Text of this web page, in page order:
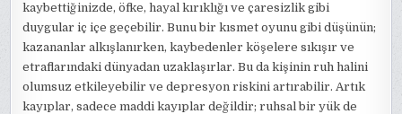
kaybettiğinizde, öfke, hayal kırıklığı ve çaresizlik gibi
duygular iç içe geçebilir. Bunu bir kısmet oyunu gibi düşünün;
kazananlar alkışlanırken, kaybedenler köşelere sıkışır ve
etraflarındaki dünyadan uzaklaşırlar. Bu da kişinin ruh halini
olumsuz etkileyebilir ve depresyon riskini artırabilir. Artık
kayıplar, sadece maddi kayıplar değildir; ruhsal bir yük de